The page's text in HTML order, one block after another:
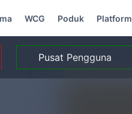
WCG Poduk Platform
Pusat Pengguna